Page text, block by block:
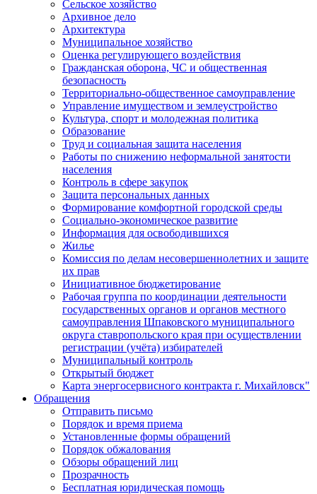
Сельское хозяйство
Архивное дело
Архитектура
Муниципальное хозяйство
Оценка регулирующего воздействия
Гражданская оборона, ЧС и общественная
безопасность
Территориально-общественное самоуправление
Управление имуществом и землеустройство
Культура, спорт и молодежная политика
Образование
Труд и социальная защита населения
Работы по снижению неформальной занятости
населения
Контроль в сфере закупок
Защита персональных данных
Формирование комфортной городской среды
Социально-экономическое развитие
Информация для освободившихся
Жилье
Комиссия по делам несовершеннолетних и защите
их прав
Инициативное бюджетирование
Рабочая группа по координации деятельности
государственных органов и органов местного
самоуправления Шпаковского муниципального
округа ставропольского края при осуществлении
регистрации (учёта) избирателей
Муниципальный контроль
Открытый бюджет
Карта энергосервисного контракта г. Михайловск"
Обращения
Отправить письмо
Порядок и время приема
Установленные формы обращений
Порядок обжалования
Обзоры обращений лиц
Прозрачность
Бесплатная юридическая помощь